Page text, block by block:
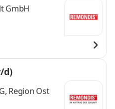
GmbH
d)
Region Ost